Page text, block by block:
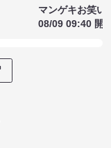
マンゲキお笑い
08/09 09:40 開